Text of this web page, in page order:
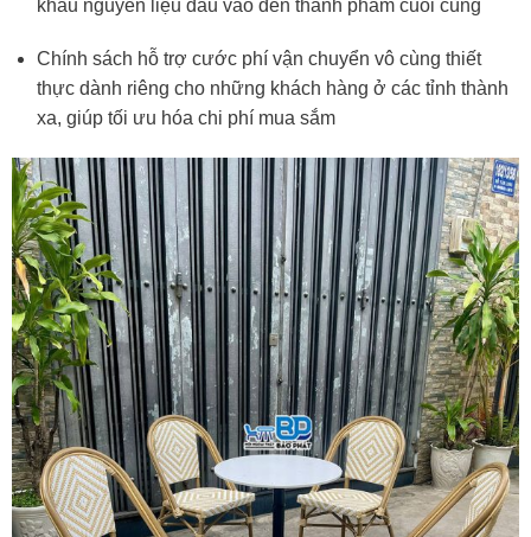
khâu nguyên liệu đầu vào đến thành phẩm cuối cùng
Chính sách hỗ trợ cước phí vận chuyển vô cùng thiết
thực dành riêng cho những khách hàng ở các tỉnh thành
xa, giúp tối ưu hóa chi phí mua sắm